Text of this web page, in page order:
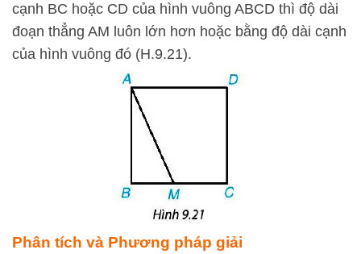
cạnh BC hoặc CD của hình vuông ABCD thì độ dài
đoạn thẳng AM luôn lớn hơn hoặc bằng độ dài cạnh
của hình vuông đó (H.9.21).
Phân tích và Phương pháp giải